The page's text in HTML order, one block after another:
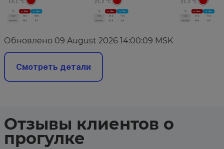
Обновлено 09 August 2026 14:00:09 MSK
Смотреть детали
Отзывы клиентов о
прогулке